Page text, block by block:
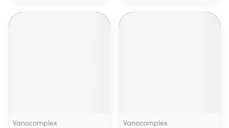
Vanocomplex
Vanocomplex